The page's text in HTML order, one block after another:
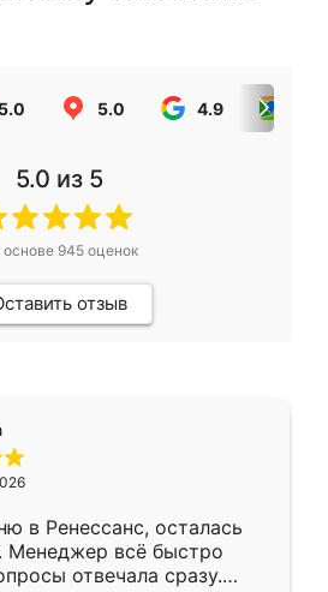
5.0 5.0 4.9
5.0 из 5
основе 945оценок
отзыв
в Ренессанс, осталась
Менеджер всё быстро
отвечала сразу.